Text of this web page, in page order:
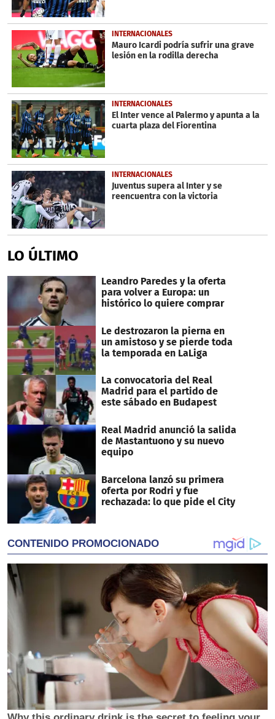
INTERNACIONALES
Mauro Icardi podría sufrir una grave
lesión en la rodilla derecha
INTERNACIONALES
El Inter vence al Palermo y apunta a la
cuarta plaza del Fiorentina
INTERNACIONALES
Juventus supera al Inter y se
reencuentra con la victoria
LO ÚLTIMO
Leandro Paredes y la oferta
para volver a Europa: un
histórico lo quiere comprar
Le destrozaron la pierna en
un amistoso y se pierde toda
la temporada en LaLiga
La convocatoria del Real
Madrid para el partido de
este sábado en Budapest
Real Madrid anunció la salida
de Mastantuono y su nuevo
equipo
Barcelona lanzó su primera
oferta por Rodri y fue
rechazada: lo que pide el City